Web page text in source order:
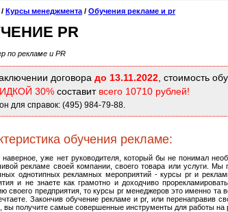
/ Курсы менеджмента / Обучения рекламе и pr
PR
по рекламе и PR
договора до 13.11.2022 , стоимость
30% составит всего 10710 рублей!
для справок: (495) 984-79-88.
обучения рекламе:
наверное, уже нет руководителя, который бы не понимал
рекламе своей компании, своего товара или услуги.
однотипных рекламных мероприятий - курсы pr и
и не знаете как грамотно и доходчиво
своего предприятия, то курсы pr менеджеров это именно та
Закончив обучение рекламе и pr, или перенаправив
вы получите самые совершенные инструменты для работы на